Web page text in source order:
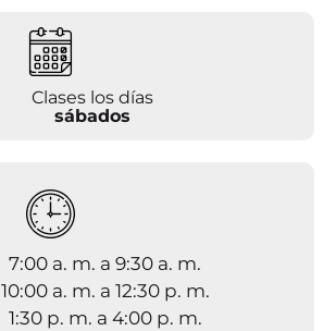
Clases los días
sábados
7:00 a. m. a 9:30 a. m.
10:00 a. m. a 12:30 p. m.
1:30 p. m. a 4:00 p. m.